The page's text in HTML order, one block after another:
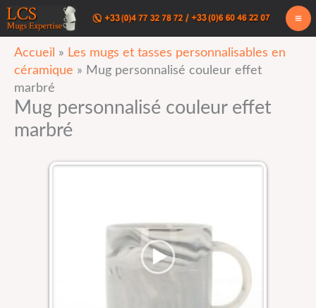
Aller
au
contenu
Accueil » Les mugs et tasses personnalisables en
céramique » Mug personnalisé couleur effet
marbré
Mug personnalisé couleur effet
marbré